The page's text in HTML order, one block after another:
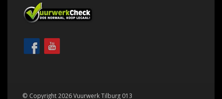
© Copyright 2026 Vuurwerk Tilburg 013